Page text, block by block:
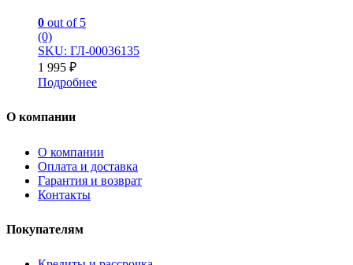
0 out of 5
(0)
SKU: ГЛ-00036135
1 995 ₽
Подробнее
О компании
О компании
Оплата и доставка
Гарантия и возврат
Контакты
Покупателям